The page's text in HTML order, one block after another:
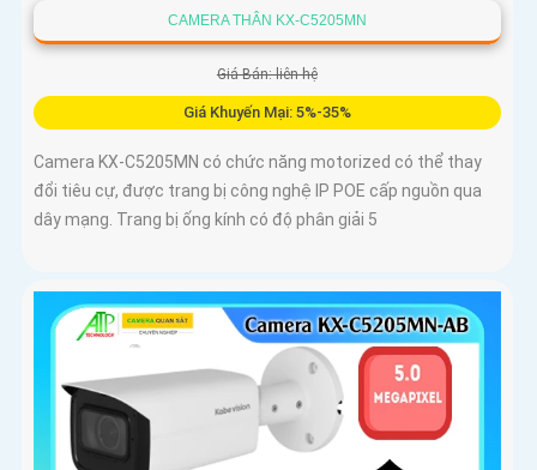
CAMERA THÂN KX-C5205MN
Giá Bán: liên hệ
Giá Khuyến Mại: 5%-35%
Camera KX-C5205MN có chức năng motorized có thể thay
đổi tiêu cự, được trang bị công nghệ IP POE cấp nguồn qua
dây mạng. Trang bị ống kính có độ phân giải 5